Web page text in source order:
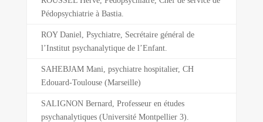
Pédopsychiatrie à Bastia.
ROY Daniel, Psychiatre, Secrétaire général de
l’Institut psychanalytique de l’Enfant.
SAHEBJAM Mani, psychiatre hospitalier, CH
Edouard-Toulouse (Marseille)
SALIGNON Bernard, Professeur en études
psychanalytiques (Université Montpellier 3).